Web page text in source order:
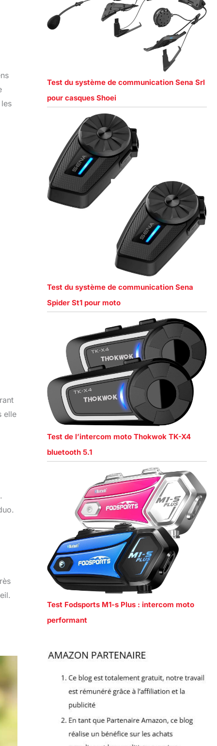
elle
Test du système de communication Sena Srl
pour casques Shoei
Test du système de communication Sena
Spider St1 pour moto
Test de l’intercom moto Thokwok TK-X4
bluetooth 5.1
Test Fodsports M1-s Plus : intercom moto
performant